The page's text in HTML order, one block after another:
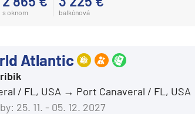
s oknom balkónová
Atlantic
/ FL, USA
Port Canaveral / FL, USA
25. 11. - 05. 12. 2027